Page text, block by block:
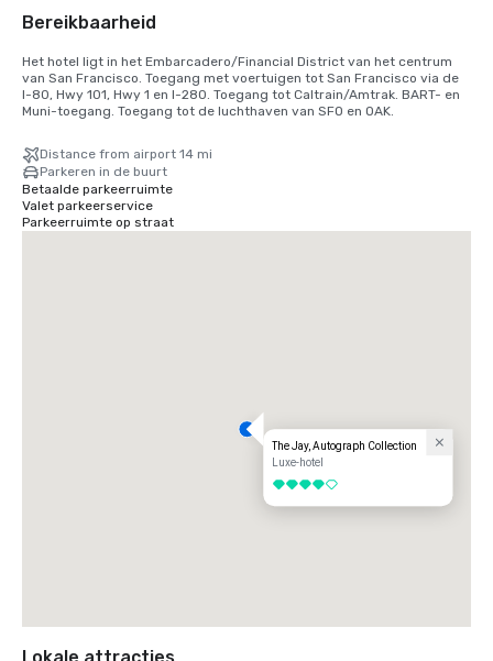
Bereikbaarheid
Het hotel ligt in het Embarcadero/Financial District van het centrum
van San Francisco. Toegang met voertuigen tot San Francisco via de
I-80, Hwy 101, Hwy 1 en I-280. Toegang tot Caltrain/Amtrak. BART- en
Muni-toegang. Toegang tot de luchthaven van SFO en OAK.
Distance from airport 14 mi
Parkeren in de buurt
Betaalde parkeerruimte
Valet parkeerservice
Parkeerruimte op straat
The Jay, Autograph Collection
Luxe-hotel
4 van 5